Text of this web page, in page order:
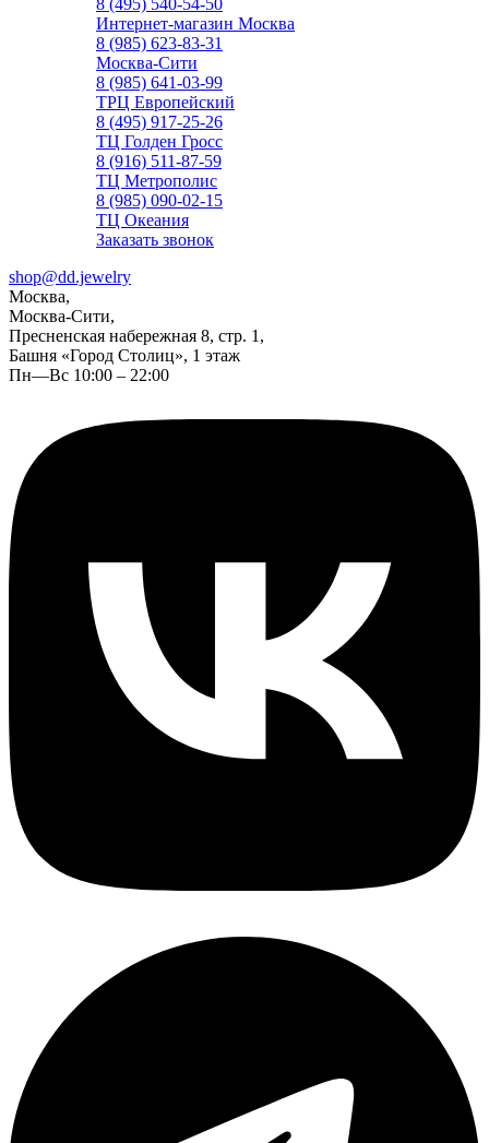
8 (495) 540-54-50
Интернет-магазин Москва
8 (985) 623-83-31
Москва-Сити
8 (985) 641-03-99
ТРЦ Европейский
8 (495) 917-25-26
ТЦ Голден Гросс
8 (916) 511-87-59
ТЦ Метрополис
8 (985) 090-02-15
ТЦ Океания
Заказать звонок
shop@dd.jewelry
Москва,
Москва-Сити,
Пресненская набережная 8, стр. 1,
Башня «Город Столиц», 1 этаж
Пн—Вс 10:00 – 22:00